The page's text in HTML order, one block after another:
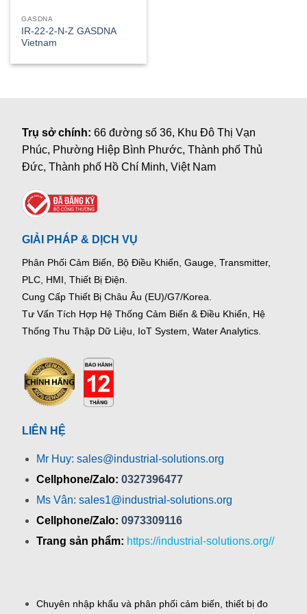
GASDNA
IR-22-2-N-Z GASDNA
Vietnam
Trụ sở chính:66 đường số 36, Khu Đô Thị Vạn
Phúc, Phường Hiệp Bình Phước, Thành phố Thủ
Đức, Thành phố Hồ Chí Minh, Việt Nam
GIẢI PHÁP & DỊCH VỤ
Phân Phối Cảm Biến, Bộ Điều Khiển, Gauge, Transmitter,
PLC, HMI, Thiết Bị Điện.
Cung Cấp Thiết Bị Châu Âu (EU)/G7/Korea.
Tư Vấn Tích Hợp Hệ Thống Cảm Biến & Điều Khiển, Hệ
Thống Thu Thập Dữ Liệu, IoT System, Water Analytics.
LIÊN HỆ
Mr Huy: sales@industrial-solutions.org
Cellphone/Zalo: 0327396477
Ms Vân: sales1@industrial-solutions.org
Cellphone/Zalo: 0973309116
Trang sản phẩm: https://industrial-solutions.org//
Chuyên nhập khẩu và phân phối cảm biến, thiết bị đo